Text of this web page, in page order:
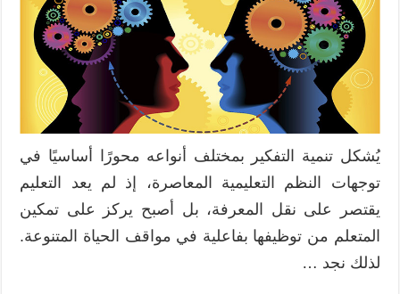
في
السياق
وفق
منهاج
مغلقة
يُشكل تنمية التفكير بمختلف أنواعه محورًا أساسيًا في
توجهات النظم التعليمية المعاصرة، إذ لم يعد التعليم
يقتصر على نقل المعرفة، بل أصبح يركز على تمكين
المتعلم من توظيفها بفاعلية في مواقف الحياة المتنوعة.
لذلك نجد …